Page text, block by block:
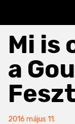
+ Termékeink
+ Szolgáltatások
Hasznos
Mi is
a
2016 május 11.